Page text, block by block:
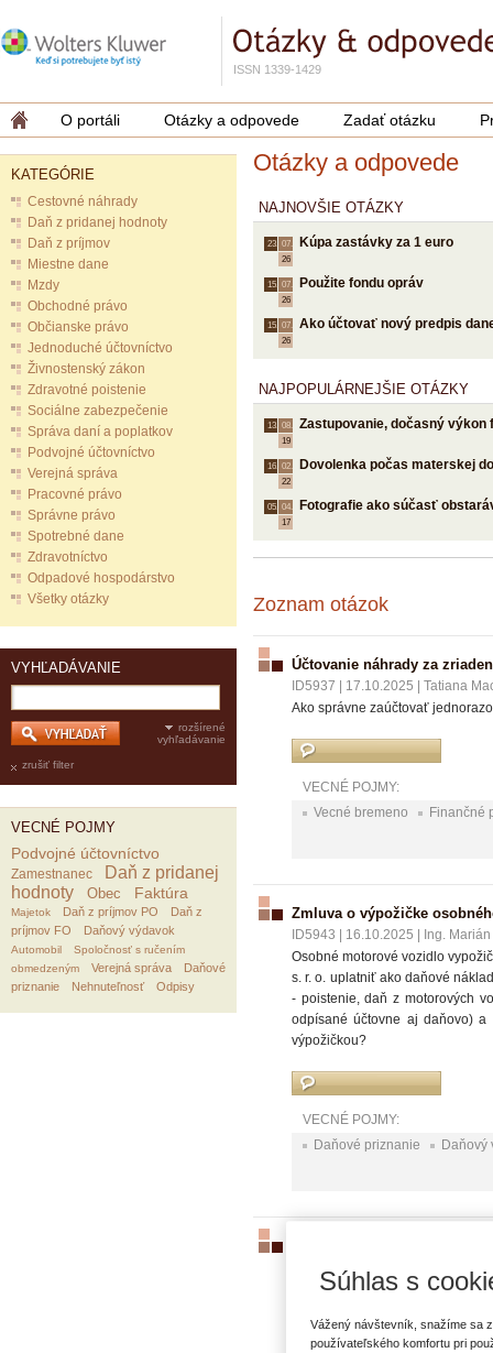
ISSN 1339-1429
O portáli Otázky a odpovede Zadať otázku
KATEGÓRIE
Cestovné náhrady
Daň z pridanej hodnoty
Daň z príjmov
Miestne dane
Mzdy
Obchodné právo
Občianske právo
Jednoduché účtovníctvo
Živnostenský zákon
Zdravotné poistenie
Sociálne zabezpečenie
Správa daní a poplatkov
Podvojné účtovníctvo
Verejná správa
Pracovné právo
Správne právo
Spotrebné dane
Zdravotníctvo
Odpadové hospodárstvo
Všetky otázky
VYHĽADÁVANIE
rozšírené
vyhľadávanie
zrušiť filter
VECNÉ POJMY
Podvojné účtovníctvo
Zamestnanec
Daň z pridanej
hodnoty
Obec Faktúra
Majetok Daň z príjmov PO
Daň z
príjmov FO
Daňový výdavok
Automobil
Spoločnosť s ručením
obmedzeným
Verejná správa
Daňové
priznanie
Nehnuteľnosť Odpisy
Otázky a odpovede
NAJNOVŠIE OTÁZKY
23. 07.
26
Kúpa zastávky za 1 euro
15. 07.
26
Použite fondu opráv
15. 07.
26
Ako účtovať nový predpis
NAJPOPULÁRNEJŠIE OTÁZKY
13. 08.
19
Zastupovanie, dočasný výkon
16. 02.
22
Dovolenka počas materskej
05. 04.
17
Fotografie ako súčasť
Zoznam otázok
Účtovanie náhrady za
ID5937 17.10.2025
Tatiana
Ako správne zaúčtovať
VECNÉ POJMY:
Vecné bremeno
Finančné
Zmluva o výpožičke
ID5943 16.10.2025
Ing.
Osobné motorové vozidlo
s. r. o. uplatniť ako daňové
- poistenie, daň z motorových
odpísané účtovne aj daňovo)
výpožičkou?
VECNÉ POJMY:
Daňové priznanie
Daňový
15.10.2025
Zamestnávateľ uzatvoril zmluvu
zdravotnej a Sociálnej poisťovni
Súhlas s
Vážený návštevník, snažíme sa
používateľského komfortu pri